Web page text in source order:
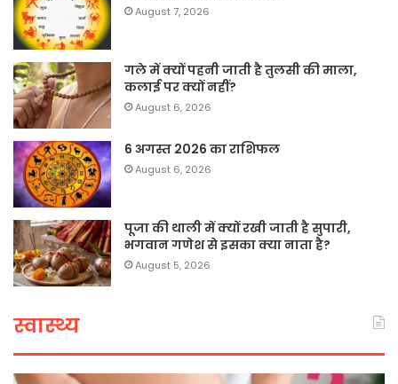
August 7, 2026
गले में क्यों पहनी जाती है तुलसी की माला,
कलाई पर क्यों नहीं?
August 6, 2026
6 अगस्त 2026 का राशिफल
August 6, 2026
पूजा की थाली में क्यों रखी जाती है सुपारी,
भगवान गणेश से इसका क्या नाता है?
August 5, 2026
स्वास्थ्य